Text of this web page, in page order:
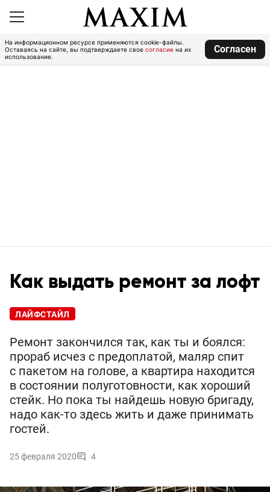
На информационном ресурсе применяются cookie-файлы.
Оставаясь на сайте, вы подтверждаете свое согласие на их
использование.
Согласен
Как выдать ремонт за лофт
ЛАЙФСТАЙЛ
Ремонт закончился так, как ты и боялся:
прораб исчез с предоплатой, маляр спит
с пакетом на голове, а квартира находится
в состоянии полуготовности, как хороший
стейк. Но пока ты найдешь новую бригаду,
надо как-то здесь жить и даже принимать
гостей.
25 февраля 2020 4